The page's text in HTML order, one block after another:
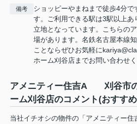
備考
ショッピーやまねまで徒歩4分
す。ご利用できる駅は3駅以上あ
立地となっています。こちらの
場があります。名鉄名古屋本線
ことならぜひお気軽に
ホーム刈谷店までお問い合わせく
アメニティー住吉A 刈谷市
ーム刈谷店のコメント(おすす
当社イチオシの物件の「アメニティー